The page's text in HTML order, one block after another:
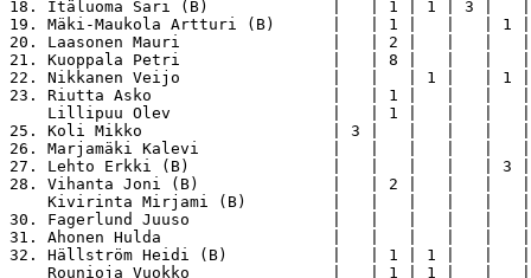
18. Itäluoma Sari (B)             |   | 1 | 1 | 3 |
19. Mäki-Maukola Artturi (B)      |   | 1 |   |   |
20. Laasonen Mauri                |   | 2 |   |
21. Kuoppala Petri                |   | 8 |   |   |
22. Nikkanen Veijo                |   |   | 1 |   |
23. Riutta Asko                   |   | 1 |   |   |
Lillipuu Olev                 |   | 1 |   |   |
25. Koli Mikko                    | 3 |   |   |   |
26. Marjamäki Kalevi              |   |   |   |
27. Lehto Erkki (B)               |   |   |   |
28. Vihanta Joni (B)              |   | 2 |   |   |
Kivirinta Mirjami (B)         |   |   |   |   |
30. Fagerlund Juuso               |   |   |   |
31. Ahonen Hulda                  |   |   |   |
32. Hällström Heidi (B)           |   | 1 | 1 |
Rounioja Vuokko               |   | 1 | 1 |   |